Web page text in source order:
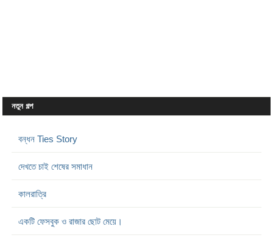
নতুন গল্প
বন্ধন Ties Story
দেখতে চাই শেষের সমাধান
কালরাত্রি
একটি ফেসবুক ও রাজার ছোট মেয়ে।